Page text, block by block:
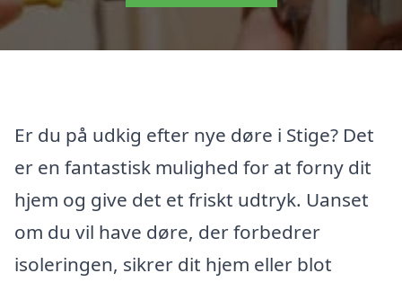
Er du på udkig efter nye døre i Stige? Det
er en fantastisk mulighed for at forny dit
hjem og give det et friskt udtryk. Uanset
om du vil have døre, der forbedrer
isoleringen, sikrer dit hjem eller blot